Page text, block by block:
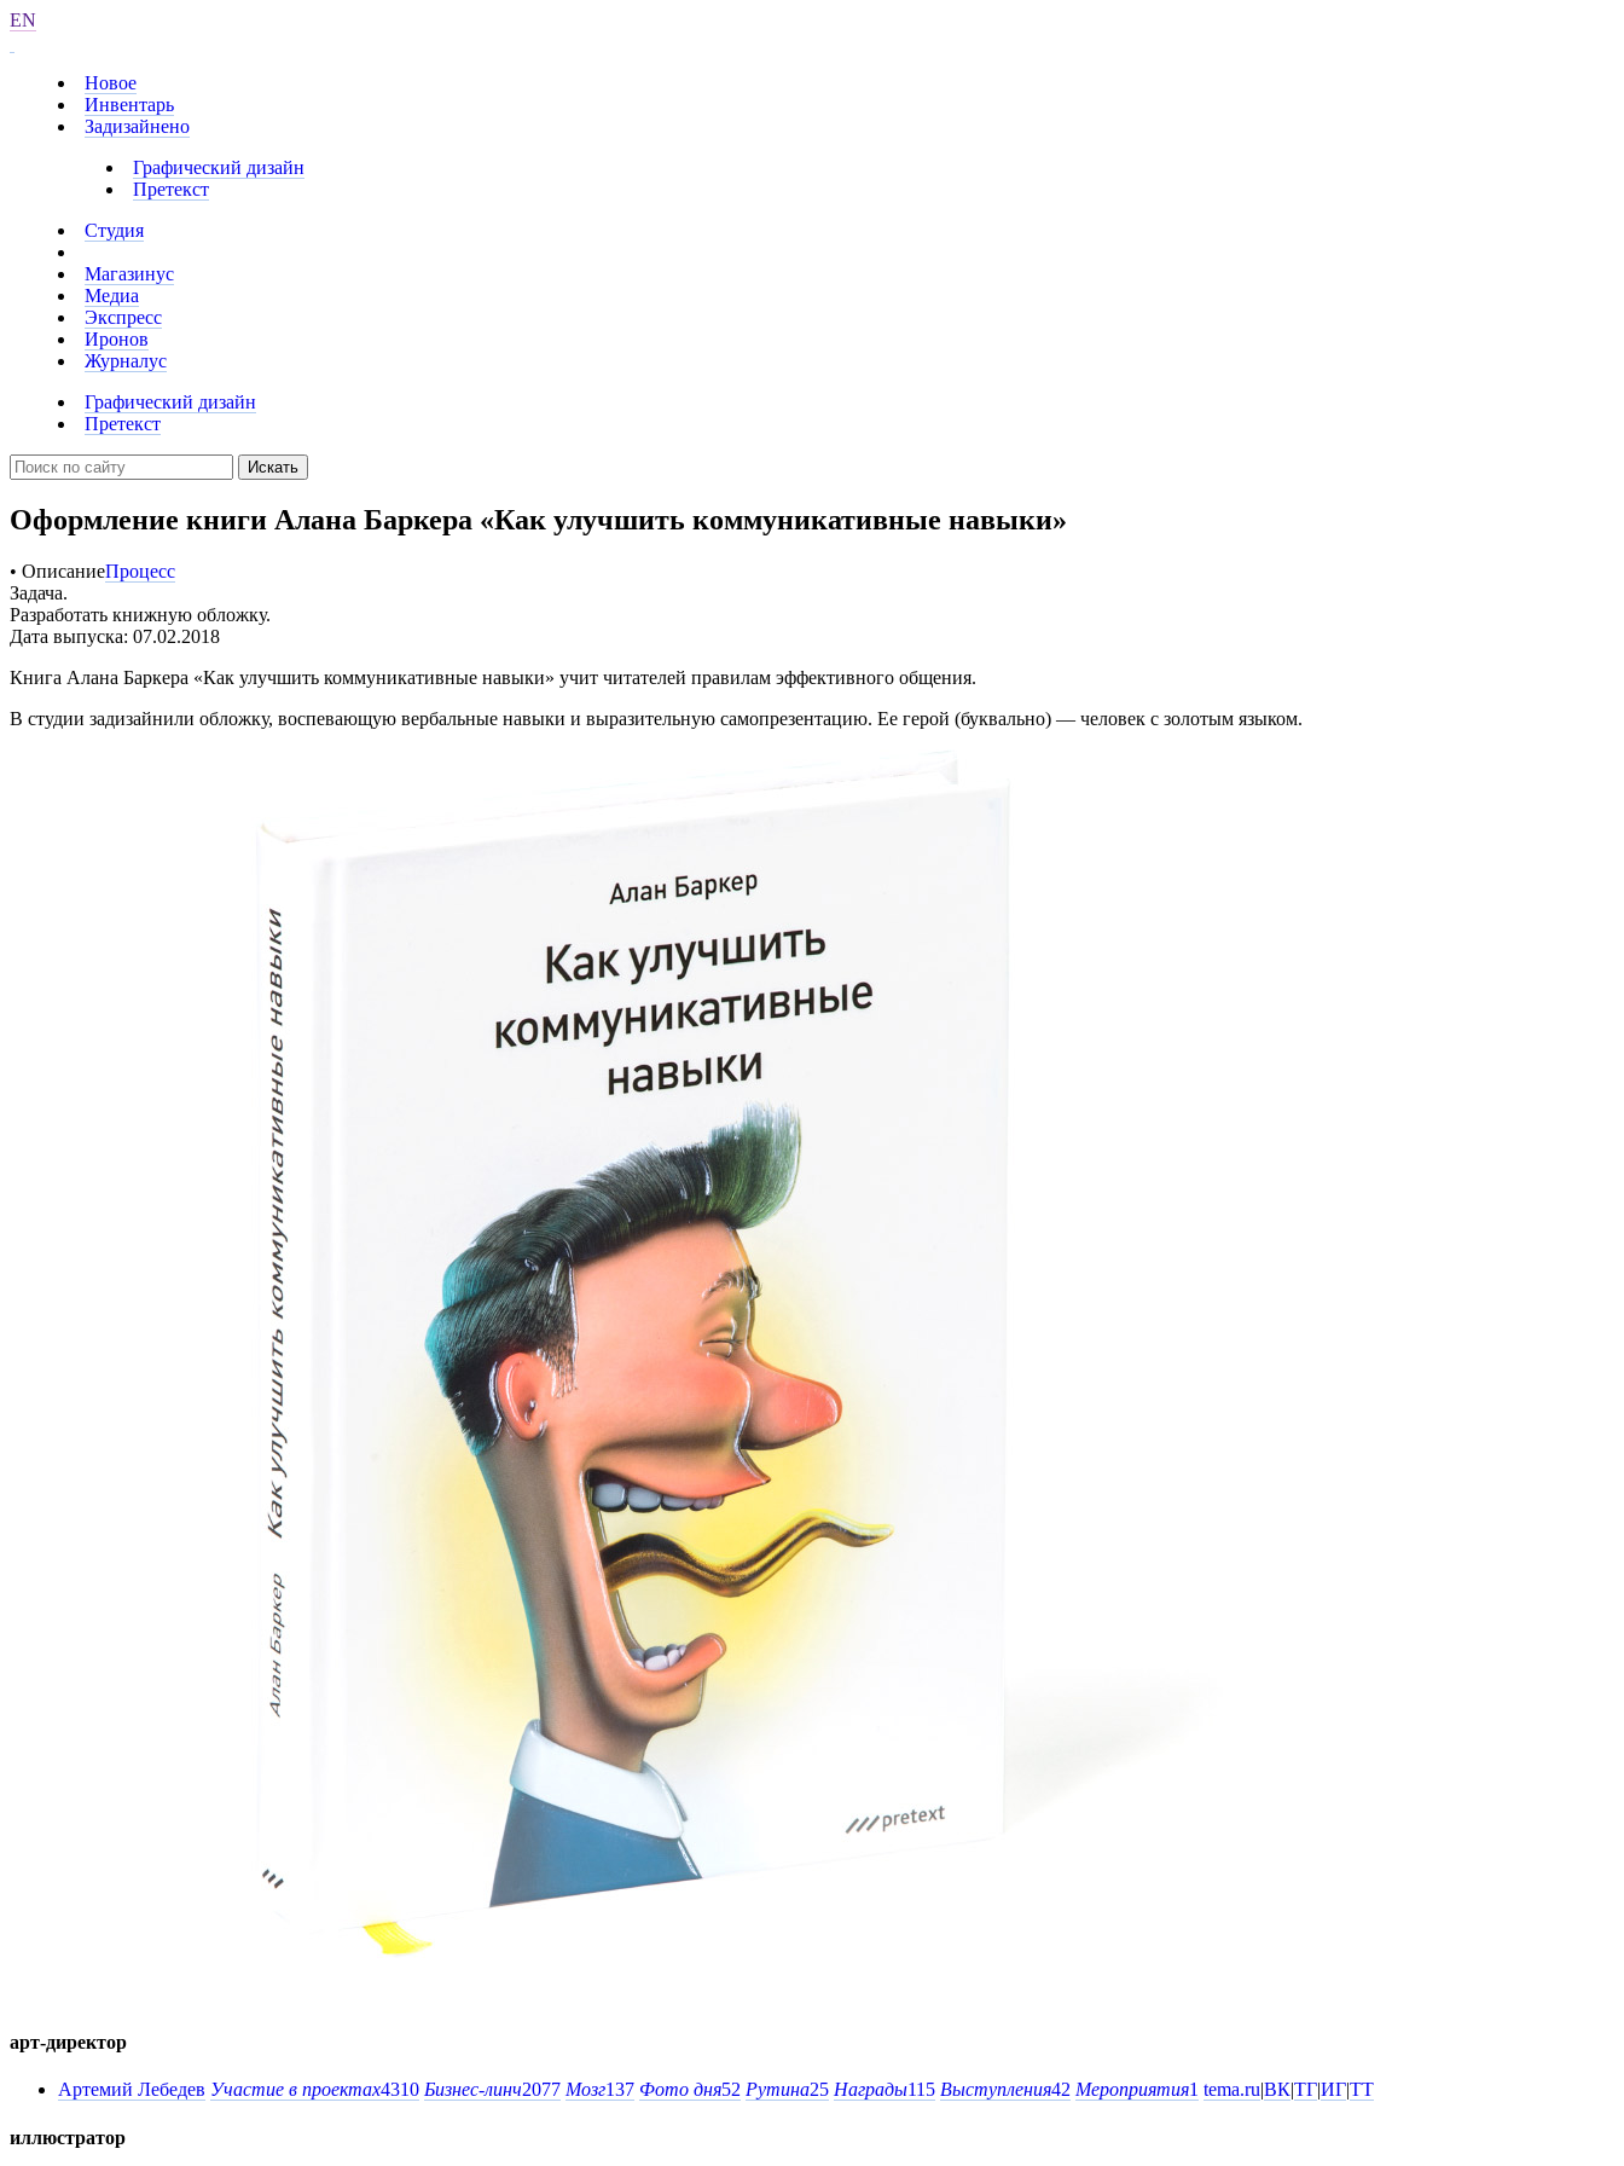
EN
Новое
Инвентарь
Задизайнено
Графический дизайн
Претекст
Студия
Магазинус
Медиа
Экспресс
Иронов
Журналус
Графический дизайн
Претекст
Искать
Оформление книги Алана Баркера «Как улучшить коммуникативные навыки»
• ОписаниеПроцесс
Задача.
Разработать книжную обложку.
Дата выпуска: 07.02.2018
Книга Алана Баркера «Как улучшить коммуникативные навыки» учит читателей правилам эффективного общения.
В студии задизайнили обложку, воспевающую вербальные навыки и выразительную самопрезентацию. Ее герой (буквально) — человек с золотым языком.
арт-директор
Артемий Лебедев Участие в проектах4310 Бизнес-линч2077 Мозг137 Фото дня52 Рутина25 Награды115 Выступления42 Мероприятия1 tema.ru|ВК|ТГ|ИГ|ТТ
иллюстратор